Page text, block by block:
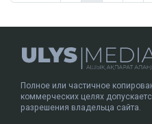
Полное или частичное
коммерческих целях
разрешения владельца сайта.